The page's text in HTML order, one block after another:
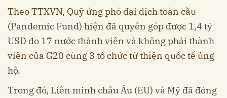
Theo TTXVN, Quỹ ứng phó đại dịch toàn cầu
(Pandemic Fund) hiện đã quyên góp được 1,4 tỷ
USD do 17 nước thành viên và không phải thành
viên của G20 cùng 3 tổ chức từ thiện quốc tế ủng
hộ.
Trong đó, Liên minh châu Âu (EU) và Mỹ đã đóng